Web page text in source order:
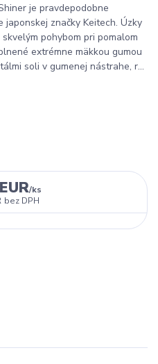
je pravdepodobne
značky Keitech. Úzky
pohybom pri pomalom
extrémne mäkkou gumou
soli v gumenej nástrahe, r...
/ks
bez DPH